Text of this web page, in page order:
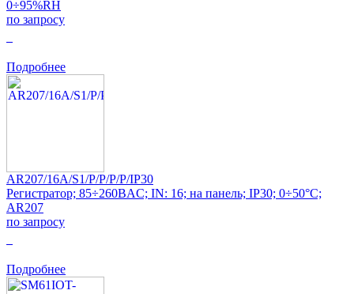
0÷95%RH
по запросу
Подробнее
AR207/16A/S1/P/P/P/P/IP30
Регистратор; 85÷260ВAC; IN: 16; на панель; IP30; 0÷50°C;
AR207
по запросу
Подробнее